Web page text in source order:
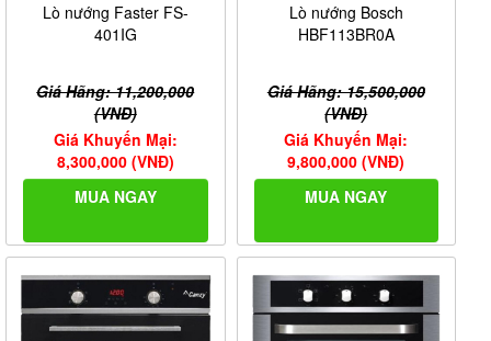
Lò nướng Faster FS-
401IG
Giá Hãng: 11,200,000
(VNĐ)
Giá Khuyến Mại:
8,300,000 (VNĐ)
MUA NGAY
Lò nướng Bosch
HBF113BR0A
Giá Hãng: 15,500,000
(VNĐ)
Giá Khuyến Mại:
9,800,000 (VNĐ)
MUA NGAY